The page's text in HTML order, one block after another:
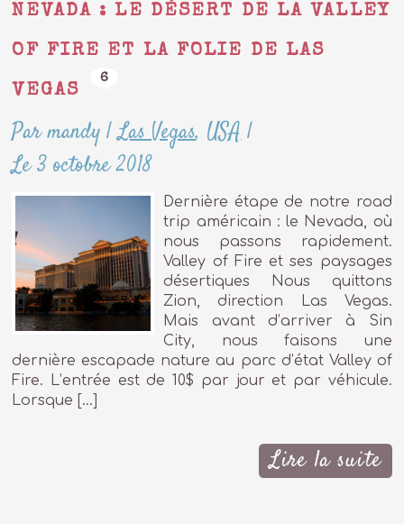
NEVADA : LE DÉSERT DE LA VALLEY
OF FIRE ET LA FOLIE DE LAS
VEGAS
6
Par mandy |Las Vegas, USA|
Le 3 octobre 2018
Dernière étape de notre road
trip américain : le Nevada, où
nous passons rapidement.
Valley of Fire et ses paysages
désertiques Nous quittons
Zion, direction Las Vegas.
Mais avant d’arriver à Sin
City, nous faisons une
dernière escapade nature au parc d’état Valley of
Fire. L’entrée est de 10$ par jour et par véhicule.
Lorsque […]
Lire la suite